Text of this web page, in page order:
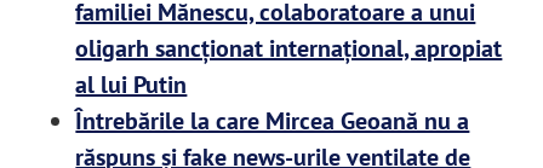
familiei Mănescu, colaboratoare a unui
oligarh sancționat internațional, apropiat
al lui Putin
Întrebările la care Mircea Geoană nu a
răspuns și fake news-urile ventilate de